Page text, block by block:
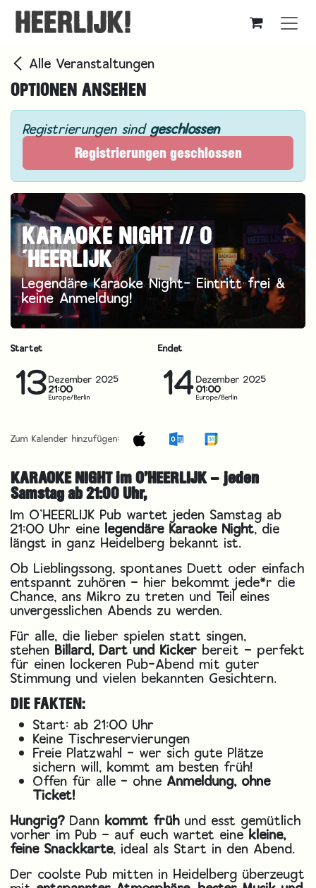
Zum Inhalt springen
Alle Veranstaltungen
OPTIONEN ANSEHEN
Registrierungen sind geschlossen
Registrierungen geschlossen
KARAOKE NIGHT // O
´HEERLIJK
Legendäre Karaoke Night- Eintritt frei &
keine Anmeldung!
Startet
13Dezember 2025
21:00
Europe/Berlin
Endet
14Dezember 2025
01:00
Europe/Berlin
Zum Kalender hinzufügen:
KARAOKE NIGHT im O’HEERLIJK – jeden
Samstag ab 21:00 Uhr,
Im O’HEERLIJK Pub wartet jeden Samstag ab
21:00 Uhr eine legendäre Karaoke Night, die
längst in ganz Heidelberg bekannt ist.
Ob Lieblingssong, spontanes Duett oder einfach
entspannt zuhören – hier bekommt jede*r die
Chance, ans Mikro zu treten und Teil eines
unvergesslichen Abends zu werden.
Für alle, die lieber spielen statt singen,
stehen Billard, Dart und Kicker bereit – perfekt
für einen lockeren Pub-Abend mit guter
Stimmung und vielen bekannten Gesichtern.
DIE FAKTEN:
Start: ab 21:00 Uhr
Keine Tischreservierungen
Freie Platzwahl - wer sich gute Plätze
sichern will, kommt am besten früh!
Offen für alle - ohne Anmeldung, ohne
Ticket!
Hungrig? Dann kommt früh und esst gemütlich
vorher im Pub – auf euch wartet einekleine,
feine Snackkarte, ideal als Start in den Abend.
Der coolste Pub mitten in Heidelberg überzeugt